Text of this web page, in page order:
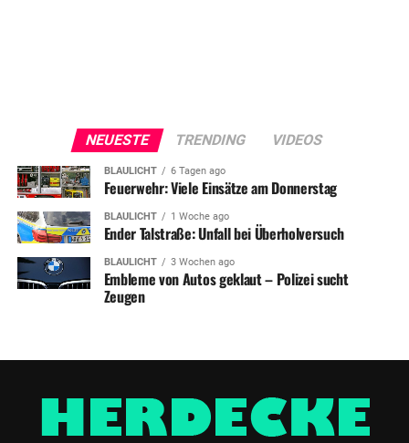
NEUESTE TRENDING VIDEOS
BLAULICHT 6 Tagen ago
Feuerwehr: Viele Einsätze am Donnerstag
BLAULICHT 1 Woche ago
Ender Talstraße: Unfall bei Überholversuch
BLAULICHT 3 Wochen ago
Embleme von Autos geklaut – Polizei sucht
Zeugen